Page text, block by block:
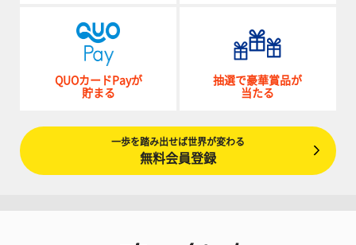
QUOカードPayが
貯まる
抽選で豪華賞品が
当たる
一歩を踏み出せば世界が変わる
無料会員登録